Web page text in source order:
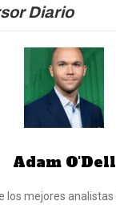
Diario
Adam O'Dell
los mejores analistas